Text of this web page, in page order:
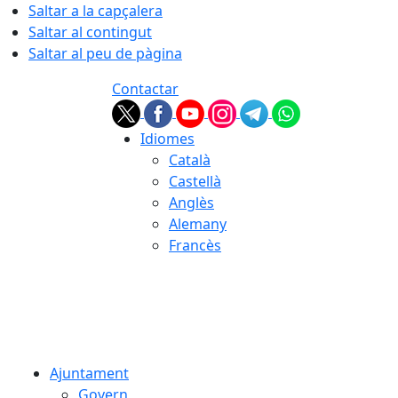
Saltar a la capçalera
Saltar al contingut
Saltar al peu de pàgina
Contactar
Idiomes
Català
Castellà
Anglès
Alemany
Francès
Ajuntament